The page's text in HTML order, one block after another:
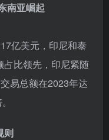
南亚崛起
亿美元，印尼和泰
占比领先，印尼紧随
易总额在2023年达
则